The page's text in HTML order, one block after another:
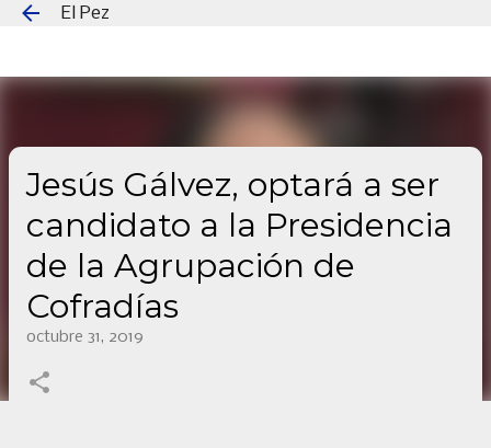
El Pez
Jesús Gálvez, optará a ser
candidato a la Presidencia
de la Agrupación de
Cofradías
octubre 31, 2019